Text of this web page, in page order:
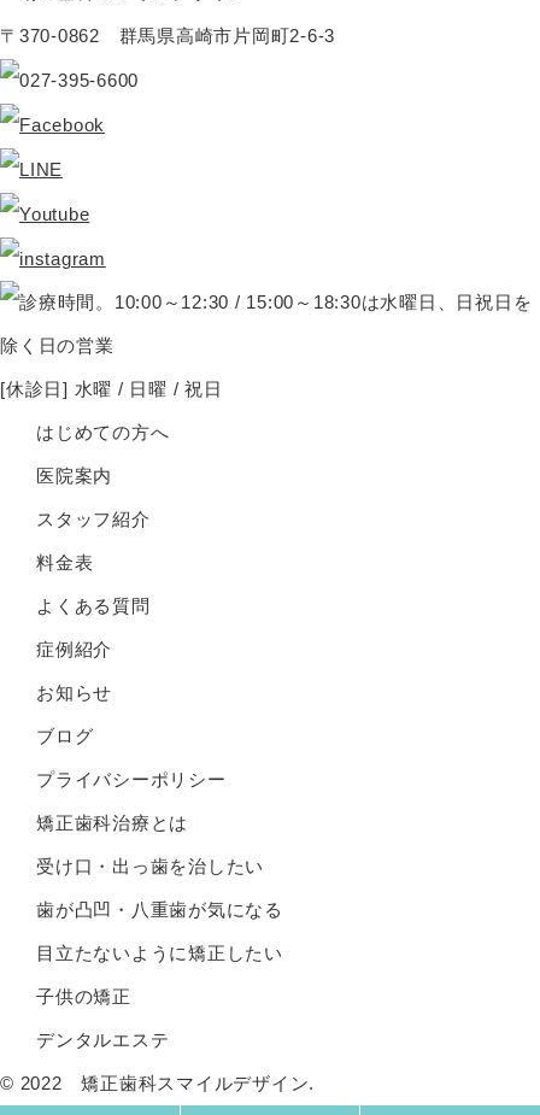
〒370-0862 群馬県高崎市片岡町2-6-3
[休診日] 水曜 / 日曜 / 祝日
はじめての方へ
医院案内
スタッフ紹介
料金表
よくある質問
症例紹介
お知らせ
ブログ
プライバシーポリシー
矯正歯科治療とは
受け口・出っ歯を治したい
歯が凸凹・八重歯が気になる
目立たないように矯正したい
子供の矯正
デンタルエステ
© 2022 矯正歯科スマイルデザイン.